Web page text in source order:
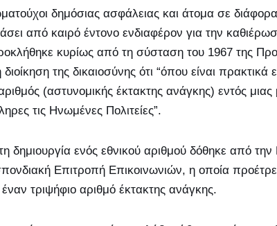
δημόσιας ασφάλειας και άτομα σε
από καιρό έντονο ενδιαφέρον για την
κυρίως από τη σύσταση του 1967 της
της δικαιοσύνης ότι “όπου είναι
(αστυνομικής έκτακτης ανάγκης) εντός μιας
τις Ηνωμένες Πολιτείες”.
ενός εθνικού αριθμού δόθηκε από την
Επιτροπή Επικοινωνιών, η οποία
τριψήφιο αριθμό έκτακτης ανάγκης.